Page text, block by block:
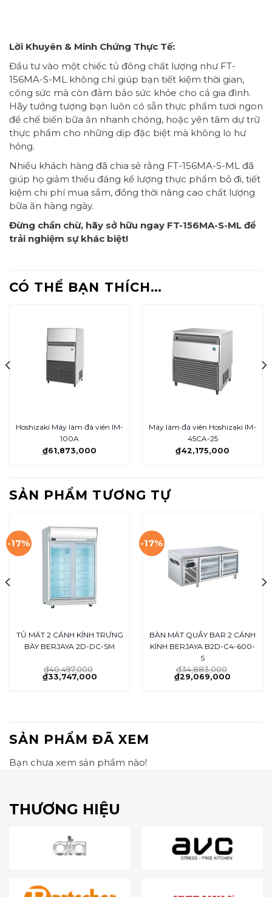
Lời Khuyên & Minh Chứng Thực Tế:
Đầu tư vào một chiếc tủ đông chất lượng như FT-
156MA-S-ML không chỉ giúp bạn tiết kiệm thời gian,
công sức mà còn đảm bảo sức khỏe cho cả gia đình.
Hãy tưởng tượng bạn luôn có sẵn thực phẩm tươi ngon
để chế biến bữa ăn nhanh chóng, hoặc yên tâm dự trữ
thực phẩm cho những dịp đặc biệt mà không lo hư
hỏng.
Nhiều khách hàng đã chia sẻ rằng FT-156MA-S-ML đã
giúp họ giảm thiểu đáng kể lượng thực phẩm bỏ đi, tiết
kiệm chi phí mua sắm, đồng thời nâng cao chất lượng
bữa ăn hàng ngày.
Đừng chần chừ, hãy sở hữu ngay FT-156MA-S-ML để
trải nghiệm sự khác biệt!
CÓ THỂ BẠN THÍCH…
Hoshizaki Máy làm đá viên IM-
100A
₫61,873,000
Máy làm đá viên Hoshizaki IM-
45CA-25
₫42,175,000
SẢN PHẨM TƯƠNG TỰ
-17%
TỦ MÁT 2 CÁNH KÍNH TRƯNG
BÀY BERJAYA 2D-DC-SM
₫40,497,000
₫33,747,000
-17%
BÀN MÁT QUẦY BAR 2 CÁNH
KÍNH BERJAYA B2D-C4-600-
S
₫34,883,000
₫29,069,000
SẢN PHẨM ĐÃ XEM
Bạn chưa xem sản phẩm nào!
THƯƠNG HIỆU